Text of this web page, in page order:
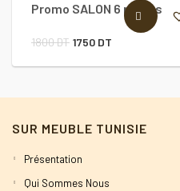
Promo SALON 6 places
1800DT Le
prix
1800 DT.
1750 DT
prix
1750 DT.
SUR MEUBLE TUNISIE
Présentation
Qui Sommes Nous